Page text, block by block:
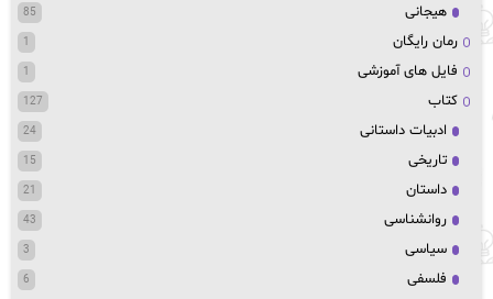
هیجانی 85
رمان رایگان 1
فایل های آموزشی 1
کتاب 127
ادبیات داستانی 24
تاریخی 15
داستان 21
روانشناسی 43
سیاسی 3
فلسفی 6